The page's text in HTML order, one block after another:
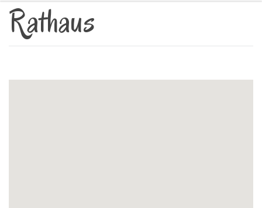
Rathaus